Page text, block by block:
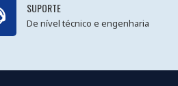
SUPORTE
De nível técnico e engenharia